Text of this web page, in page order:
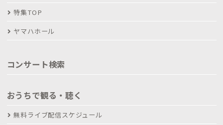
特集TOP
ヤマハホール
コンサート検索
おうちで観る・聴く
無料ライブ配信スケジュール